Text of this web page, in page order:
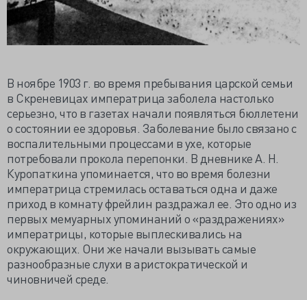
В ноябре 1903 г. во время пребывания царской семьи
в Скреневицах императрица заболела настолько
серьезно, что в газетах начали появляться бюллетени
о состоянии ее здоровья. Заболевание было связано с
воспалительными процессами в ухе, которые
потребовали прокола перепонки. В дневнике А. Н.
Куропаткина упоминается, что во время болезни
императрица стремилась оставаться одна и даже
приход в комнату фрейлин раздражал ее. Это одно из
первых мемуарных упоминаний о «раздражениях»
императрицы, которые выплескивались на
окружающих. Они же начали вызывать самые
разнообразные слухи в аристократической и
чиновничей среде.